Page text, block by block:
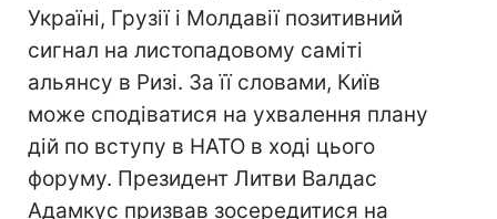
Україні, Грузії і Молдавії позитивний
сигнал на листопадовому саміті
альянсу в Ризі. За її словами, Київ
може сподіватися на ухвалення плану
дій по вступу в НАТО в ході цього
форуму. Президент Литви Валдас
Адамкус призвав зосередитися на